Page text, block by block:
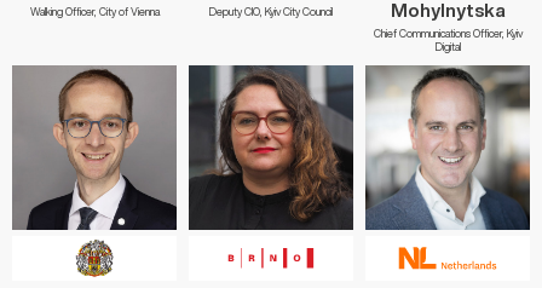
Walking Officer, City of Vienna Deputy CIO, Kyiv City Council
Mohylnytska
Chief Communications Officer, Kyiv
Digital